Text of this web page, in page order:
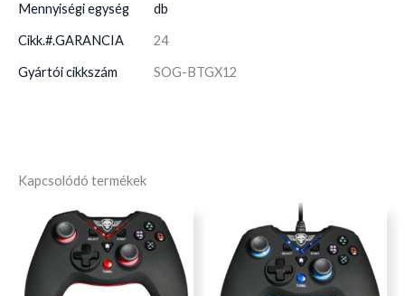
Mennyiségi egység db
Cikk.#.GARANCIA 24
Gyártói cikkszám SOG-BTGX12
Kapcsolódó termékek